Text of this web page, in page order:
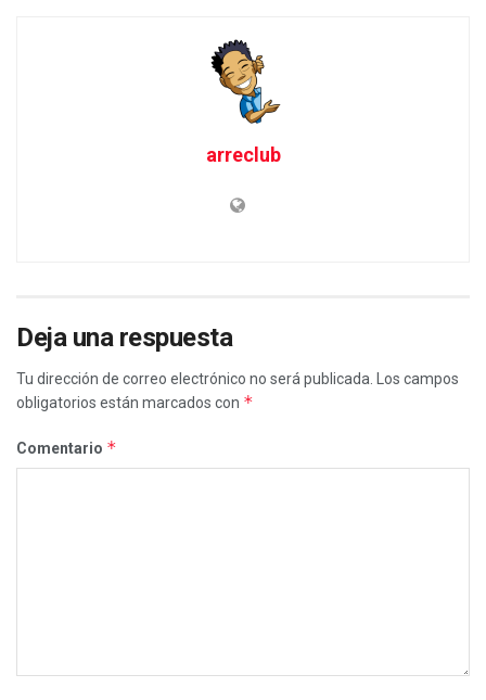
arreclub
Deja una respuesta
Tu dirección de correo electrónico no será publicada.
Los campos
obligatorios están marcados con *
Comentario *